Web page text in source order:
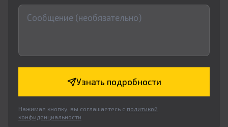
Узнать подробности
Нажимая кнопку, вы соглашаетесь с политикой
конфиденциальности